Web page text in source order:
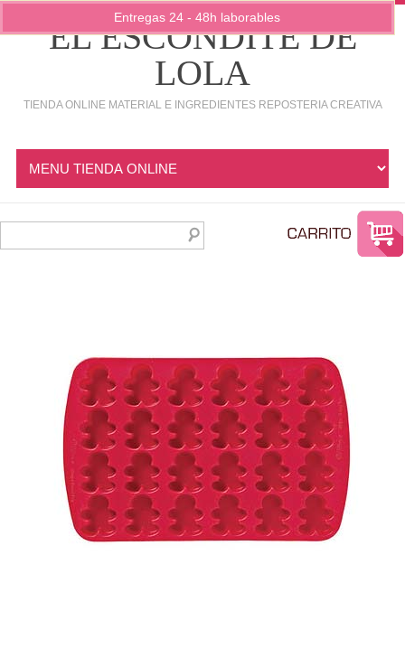
EL ESCONDITE DE
LOLA
TIENDA ONLINE MATERIAL E INGREDIENTES REPOSTERIA CREATIVA
Entregas 24 - 48h laborables